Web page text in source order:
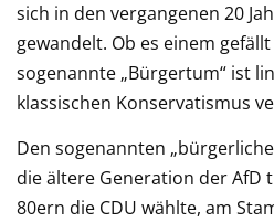
sich in den vergangenen 20
gewandelt. Ob es einem
sogenannte „Bürgertum“ ist
klassischen Konservatismus
Den sogenannten
die ältere Generation der AfD
80ern die CDU wählte, am